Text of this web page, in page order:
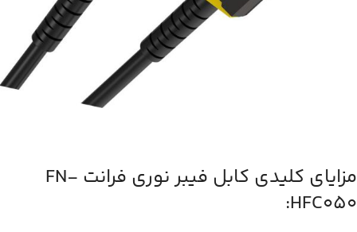
مزایای کلیدی کابل فیبر نوری فرانت FN-
HFC050: